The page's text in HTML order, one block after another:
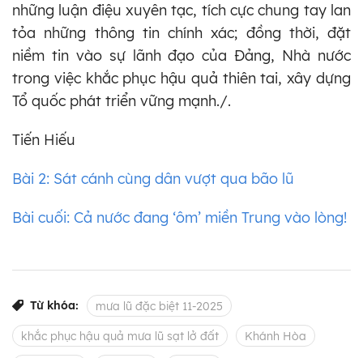
những luận điệu xuyên tạc, tích cực chung tay lan
tỏa những thông tin chính xác; đồng thời, đặt
niềm tin vào sự lãnh đạo của Đảng, Nhà nước
trong việc khắc phục hậu quả thiên tai, xây dựng
Tổ quốc phát triển vững mạnh./.
Tiến Hiếu
Bài 2: Sát cánh cùng dân vượt qua bão lũ
Bài cuối: Cả nước đang ‘ôm’ miền Trung vào lòng!
Từ khóa: mưa lũ đặc biệt 11-2025
khắc phục hậu quả mưa lũ sạt lở đất Khánh Hòa